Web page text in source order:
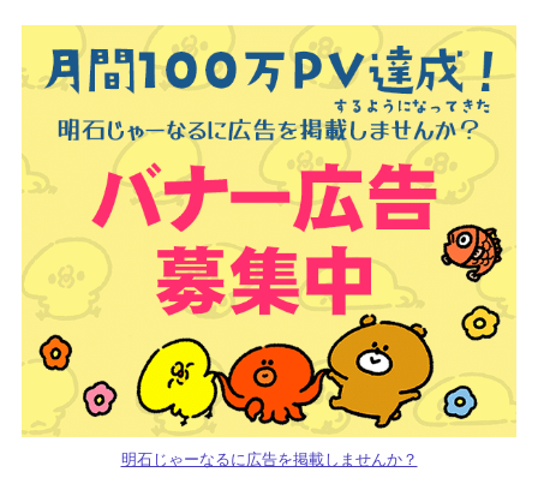
明石じゃーなるに広告を掲載しませんか？